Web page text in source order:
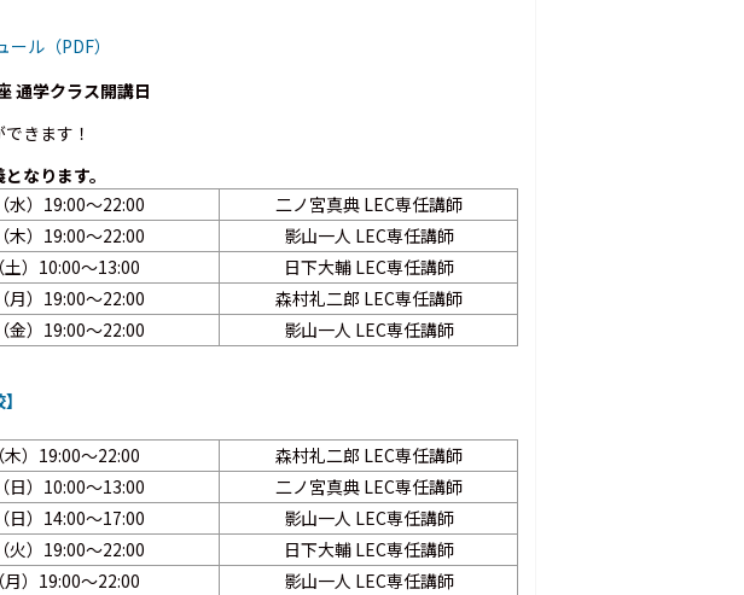
ル（PDF）
通学クラス開講日
きます！
なります。
水）19:00～22:00
二ノ宮真典 LEC専任講師
木）19:00～22:00
影山一人 LEC専任講師
）10:00～13:00
日下大輔 LEC専任講師
月）19:00～22:00
森村礼二郎 LEC専任講師
金）19:00～22:00
影山一人 LEC専任講師
）19:00～22:00
森村礼二郎 LEC専任講師
日）10:00～13:00
二ノ宮真典 LEC専任講師
日）14:00～17:00
影山一人 LEC専任講師
火）19:00～22:00
日下大輔 LEC専任講師
）19:00～22:00
影山一人 LEC専任講師